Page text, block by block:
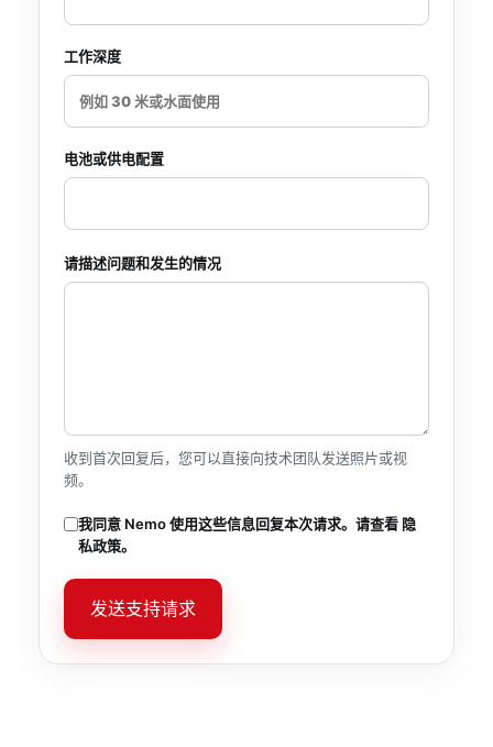
工作深度
电池或供电配置
请描述问题和发生的情况
收到首次回复后，您可以直接向技术团队发送照片或视
频。
我同意 Nemo 使用这些信息回复本次请求。请查看 隐
私政策。
发送支持请求